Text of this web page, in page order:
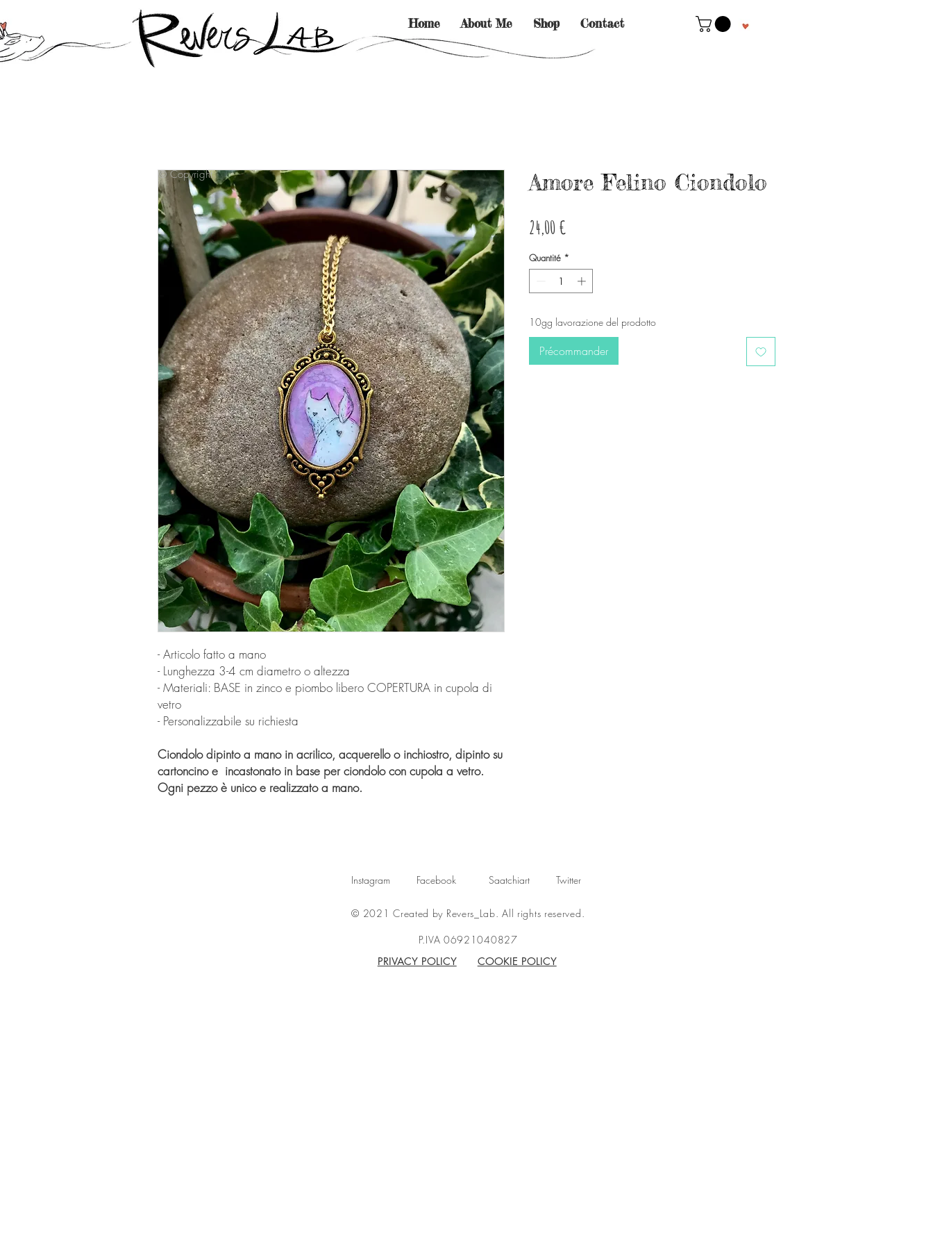
Home About Me Shop Contact
- Articolo fatto a mano
- Lunghezza 3-4 cm diametro o altezza
- Materiali: BASE in zinco e piombo libero COPERTURA in cupola di
vetro
- Personalizzabile su richiesta
Ciondolo dipinto a mano in acrilico, acquerello o inchiostro, dipinto su
cartoncino e incastonato in base per ciondolo con cupola a vetro.
Ogni pezzo è unico e realizzato a mano.
Amore Felino Ciondolo
24,00 €
Quantité *
10gg lavorazione del prodotto
Précommander
© Copyright
Instagram Facebook Saatchiart Twitter
© 2021 Created by Revers_Lab. All rights reserved.
P.IVA 06921040827
PRIVACY POLICY
COOKIE POLICY